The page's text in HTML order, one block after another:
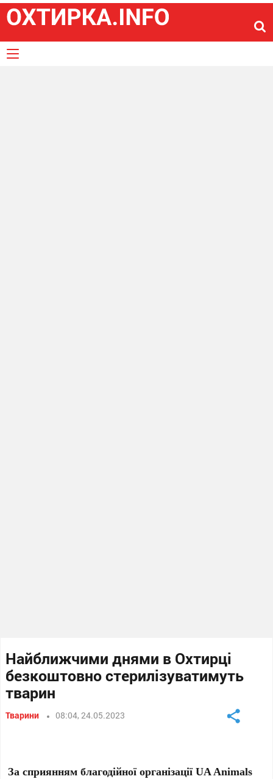
Найближчими днями в Охтирці
безкоштовно стерилізуватимуть
тварин
Тварини 08:04, 24.05.2023
За сприянням благодійної організації UA Animals